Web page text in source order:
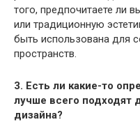
того, предпочитаете ли
или традиционную
быть использована для
пространств.
3. Есть ли какие-то
лучше всего подходят
дизайна?